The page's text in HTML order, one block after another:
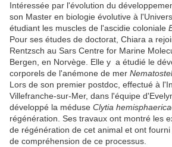
Intéressée par l'évolution du
son Master en biologie évolutive à
étudiant les muscles de l'ascidie coloniale
Pour ses études de doctorat, Chiara a
Rentzsch au Sars Centre for Marine
Bergen, en Norvège. Elle y a étudié le
corporels de l'anémone de mer
Lors de son premier postdoc, effectué à
Villefranche-sur-Mer, dans l'équipe
développé la méduse Clytia hemisphaerica
régénération. Ses travaux ont montré les
de régénération de cet animal et ont
de compréhension de ce processus.